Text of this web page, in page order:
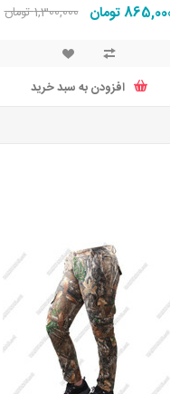
تومان 1,300,000 تومان
افزودن به سبد خرید